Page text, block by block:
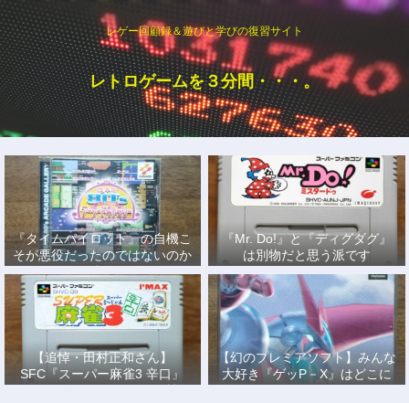
レゲー回顧録＆遊びと学びの復習サイト
レトロゲームを３分間・・・。
『タイムパイロット』の自機こ
そが悪役だったのではないのか
説
『Mr. Do!』と『ディグダグ』
は別物だと思う派です
【追悼・田村正和さん】
SFC『スーパー麻雀3 辛口』
で、あの名優になりきって戦っ
【幻のプレミアソフト】みんな
大好き『ゲッP－X』はどこに
もない！